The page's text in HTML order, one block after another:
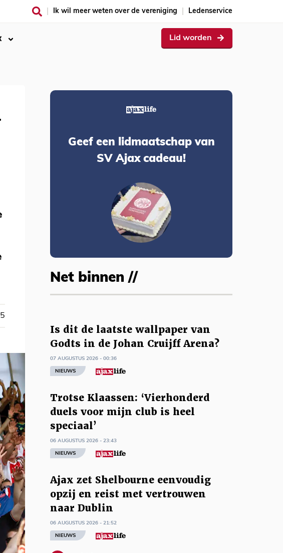
Ik wil meer weten over de vereniging Ledenservice
Lid worden
Geef een lidmaatschap van
SV Ajax cadeau!
Net binnen //
Is dit de laatste wallpaper van
Godts in de Johan Cruijff Arena?
07 AUGUSTUS 2026 - 00:36
NIEUWS
Trotse Klaassen: ‘Vierhonderd
duels voor mijn club is heel
speciaal’
06 AUGUSTUS 2026 - 23:43
NIEUWS
Ajax zet Shelbourne eenvoudig
opzij en reist met vertrouwen
naar Dublin
06 AUGUSTUS 2026 - 21:52
NIEUWS